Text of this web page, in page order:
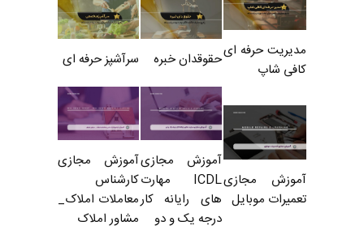
مدیریت حرفه ای
کافی شاپ
حقوقدان خبره سرآشپز حرفه ای
آموزش مجازی
تعمیرات موبایل
آموزش مجازی
ICDL مهارت
های رایانه کار
درجه یک و دو
آموزش مجازی
کارشناس
معاملات املاک_
مشاور املاک